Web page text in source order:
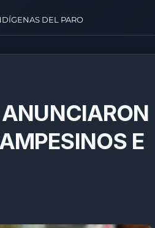
DEL PARO
ANUNCIARON
E